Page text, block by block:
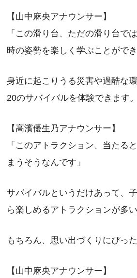
【山中麻央アナウンサー】
「この滑り台、ただの滑り台で
時の姿勢を楽しく学ぶことができ
身近に起こりうる災害や過酷な
20のサバイバルを体験できます。
【高濱優生乃アナウンサー】
「このアトラクション、当たる
まうそうなんです」
サバイバルというだけあって、
ら楽しめるアトラクションが多い
もちろん、思い出づくりにぴっ
【山中麻央アナウンサー】